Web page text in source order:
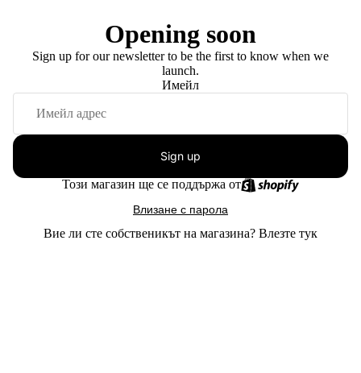
Opening soon
Sign up for our newsletter to be the first to know when we
launch.
Имейл
Sign up
Този магазин ще се поддържа от
Влизане с парола
Вие ли сте собственикът на магазина? Влезте тук